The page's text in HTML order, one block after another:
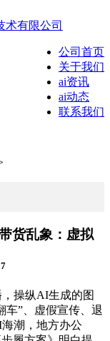
公司首页
关于我们
ai资讯
ai动态
联系我们
货乱象：虚拟
操纵AI生成的图
车”、虚假宣传、退
潮，地方办公